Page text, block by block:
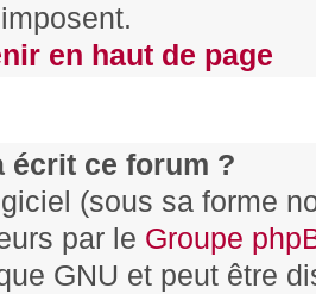
en haut de page
écrit ce forum ?
(sous sa forme
par le Groupe
GNU et peut être